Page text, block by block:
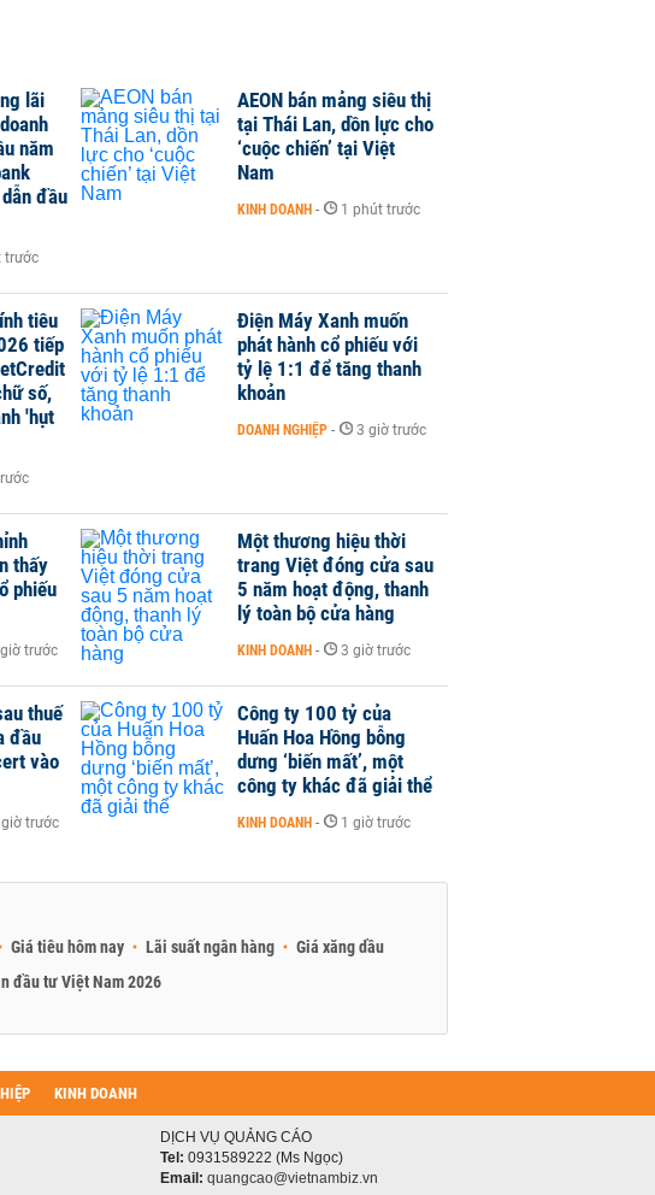
lãi
năm
đầu
trước
AEON bán mảng siêu thị
tại Thái Lan, dồn lực cho
‘cuộc chiến’ tại Việt
Nam
KINH DOANH - 1 phút trước
tiêu
tiếp
số,
'hụt
Điện Máy Xanh muốn
phát hành cổ phiếu với
tỷ lệ 1:1 để tăng thanh
khoản
DOANH NGHIỆP - 3 giờ trước
thấy
phiếu
trước
Một thương hiệu thời
trang Việt đóng cửa sau
5 năm hoạt động, thanh
lý toàn bộ cửa hàng
KINH DOANH - 3 giờ trước
thuế
đầu
vào
giờ trước
Công ty 100 tỷ của
Huấn Hoa Hồng bỗng
dưng ‘biến mất’, một
công ty khác đã giải thể
KINH DOANH - 1 giờ trước
Giá tiêu hôm nay Lãi suất ngân hàng
Giá xăng dầu
đầu tư Việt Nam 2026
KINH DOANH
DỊCH VỤ QUẢNG CÁO
Tel: 0931589222 (Ms Ngọc)
Email: quangcao@vietnambiz.vn